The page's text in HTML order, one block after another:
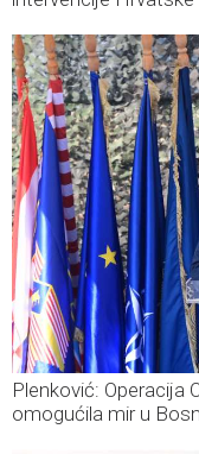
Plenković: Operacija
omogućila mir u